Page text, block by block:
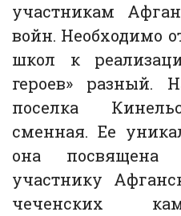
участникам
войн. Необходимо
школ к
героев» разный.
поселка
сменная. Ее
она
участнику
чеченских